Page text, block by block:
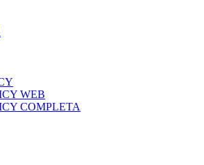
WEB
COMPLETA